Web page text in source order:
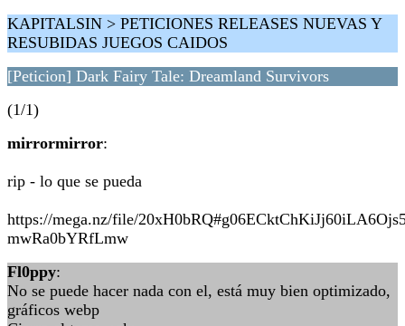
KAPITALSIN > PETICIONES RELEASES NUEVAS Y
RESUBIDAS JUEGOS CAIDOS
[Peticion] Dark Fairy Tale: Dreamland Survivors
(1/1)
mirrormirror:
rip - lo que se pueda
https://mega.nz/file/
mwRa0bYRfLmw
Fl0ppy:
No se puede hacer nada con el, está muy bien optimizado,
gráficos webp